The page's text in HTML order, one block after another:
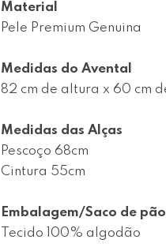
Material
Pele Premium Genuina
Medidas do Avental
82 cm de altura x 60 cm
Medidas das Alças
Pescoço 68cm
Cintura 55cm
Embalagem/Saco de pão
Tecido 100% algodão